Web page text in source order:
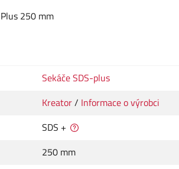
250 mm
Sekáče SDS-plus
Kreator/ Informace o výrobci
SDS +
250 mm